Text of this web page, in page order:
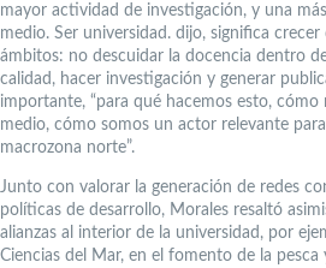
mayor actividad de investigación, y una
medio. Ser universidad. dijo, significa
ámbitos: no descuidar la docencia dentro
calidad, hacer investigación y generar
importante, “para qué hacemos esto, cómo
medio, cómo somos un actor relevante
macrozona norte”.
Junto con valorar la generación de redes
políticas de desarrollo, Morales resaltó
alianzas al interior de la universidad, por
Ciencias del Mar, en el fomento de la